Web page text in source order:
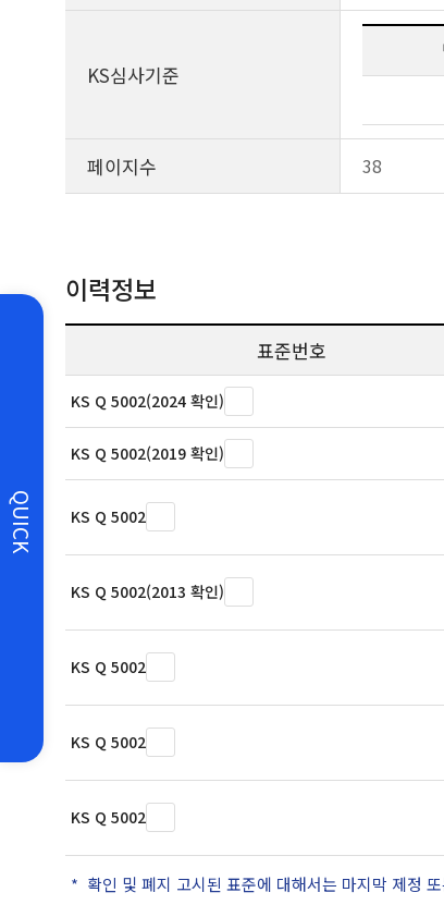
QUICK
KS심사기준
페이지수 38
이력정보
표준번호
KS Q 5002(2024 확인)
KS Q 5002(2019 확인)
KS Q 5002
KS Q 5002(2013 확인)
KS Q 5002
KS Q 5002
KS Q 5002
확인 및 폐지 고시된 표준에 대해서는 마지막 제정